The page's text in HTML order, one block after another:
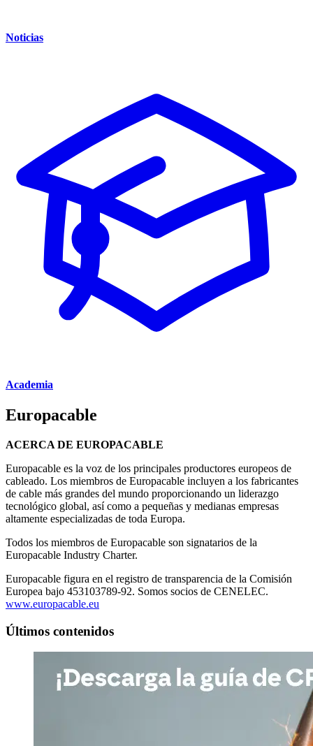
Noticias
Academia
Europacable
ACERCA DE EUROPACABLE
Europacable es la voz de los principales productores europeos de
cableado. Los miembros de Europacable incluyen a los fabricantes
de cable más grandes del mundo proporcionando un liderazgo
tecnológico global, así como a pequeñas y medianas empresas
altamente especializadas de toda Europa.
Todos los miembros de Europacable son signatarios de la
Europacable Industry Charter.
Europacable figura en el registro de transparencia de la Comisión
Europea bajo 453103789-92. Somos socios de CENELEC.
www.europacable.eu
Últimos contenidos